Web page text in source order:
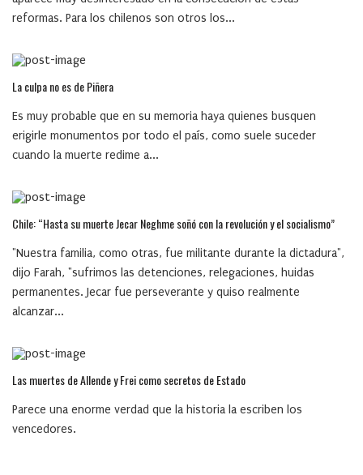
reformas. Para los chilenos son otros los...
La culpa no es de Piñera
Es muy probable que en su memoria haya quienes busquen
erigirle monumentos por todo el país, como suele suceder
cuando la muerte redime a...
Chile: “Hasta su muerte Jecar Neghme soñó con la revolución y el socialismo”
"Nuestra familia, como otras, fue militante durante la dictadura",
dijo Farah, "sufrimos las detenciones, relegaciones, huidas
permanentes. Jecar fue perseverante y quiso realmente
alcanzar...
Las muertes de Allende y Frei como secretos de Estado
Parece una enorme verdad que la historia la escriben los
vencedores.